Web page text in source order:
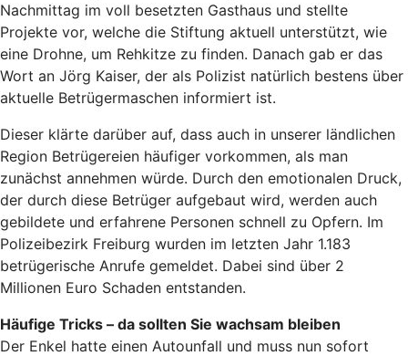
Nachmittag im voll besetzten Gasthaus und stellte
Projekte vor, welche die Stiftung aktuell unterstützt, wie
eine Drohne, um Rehkitze zu finden. Danach gab er das
Wort an Jörg Kaiser, der als Polizist natürlich bestens über
aktuelle Betrügermaschen informiert ist.
Dieser klärte darüber auf, dass auch in unserer ländlichen
Region Betrügereien häufiger vorkommen, als man
zunächst annehmen würde. Durch den emotionalen Druck,
der durch diese Betrüger aufgebaut wird, werden auch
gebildete und erfahrene Personen schnell zu Opfern. Im
Polizeibezirk Freiburg wurden im letzten Jahr 1.183
betrügerische Anrufe gemeldet. Dabei sind über 2
Millionen Euro Schaden entstanden.
Häufige Tricks – da sollten Sie wachsam bleiben
Der Enkel hatte einen Autounfall und muss nun sofort